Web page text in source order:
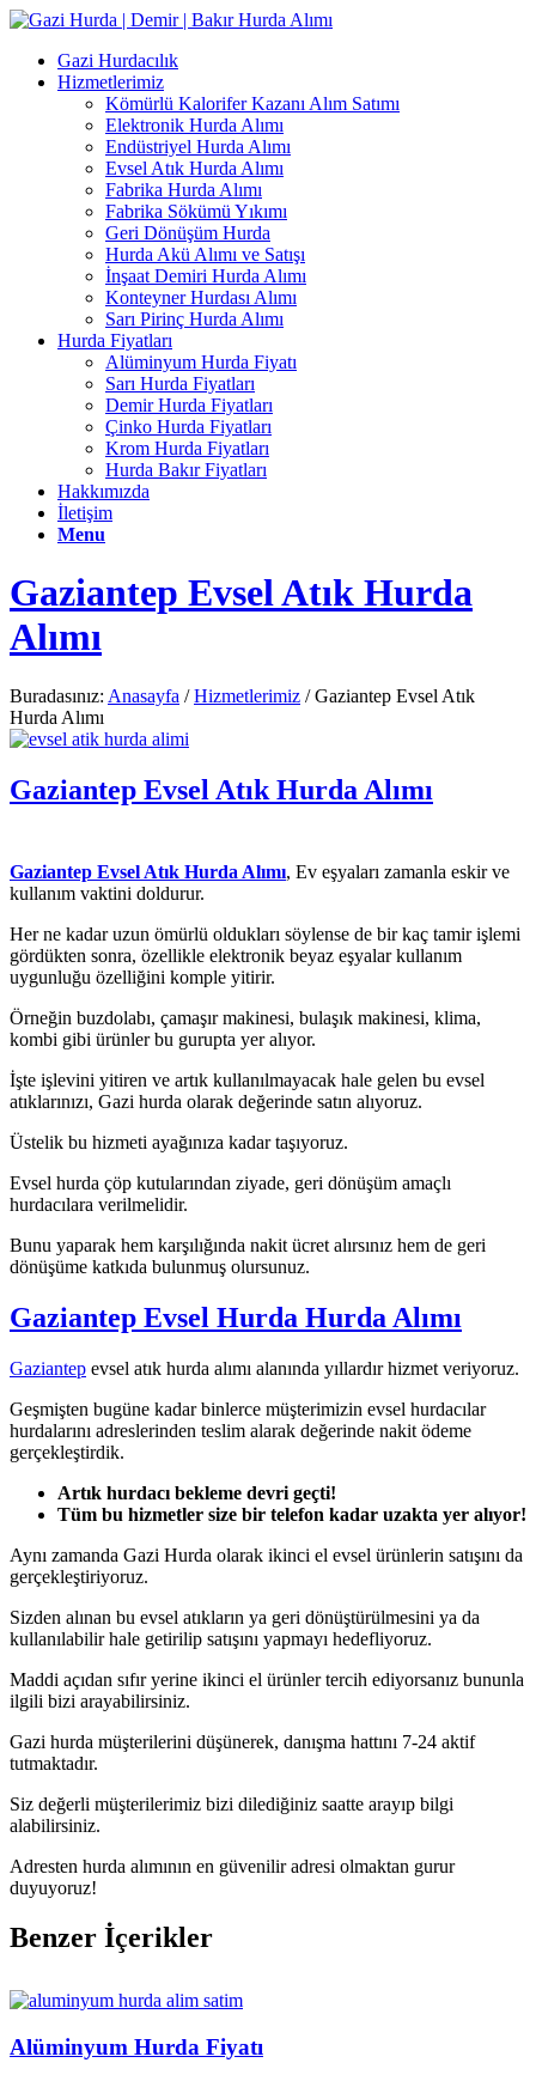
Gazi Hurdacılık
Hizmetlerimiz
Kömürlü Kalorifer Kazanı Alım Satımı
Elektronik Hurda Alımı
Endüstriyel Hurda Alımı
Evsel Atık Hurda Alımı
Fabrika Hurda Alımı
Fabrika Sökümü Yıkımı
Geri Dönüşüm Hurda
Hurda Akü Alımı ve Satışı
İnşaat Demiri Hurda Alımı
Konteyner Hurdası Alımı
Sarı Pirinç Hurda Alımı
Hurda Fiyatları
Alüminyum Hurda Fiyatı
Sarı Hurda Fiyatları
Demir Hurda Fiyatları
Çinko Hurda Fiyatları
Krom Hurda Fiyatları
Hurda Bakır Fiyatları
Hakkımızda
İletişim
Menu
Gaziantep Evsel Atık Hurda
Alımı
Buradasınız: Anasayfa / Hizmetlerimiz / Gaziantep Evsel Atık
Hurda Alımı
Gaziantep Evsel Atık Hurda Alımı
Gaziantep Evsel Atık Hurda Alımı, Ev eşyaları zamanla eskir ve
kullanım vaktini doldurur.
Her ne kadar uzun ömürlü oldukları söylense de bir kaç tamir işlemi
gördükten sonra, özellikle elektronik beyaz eşyalar kullanım
uygunluğu özelliğini komple yitirir.
Örneğin buzdolabı, çamaşır makinesi, bulaşık makinesi, klima,
kombi gibi ürünler bu gurupta yer alıyor.
İşte işlevini yitiren ve artık kullanılmayacak hale gelen bu evsel
atıklarınızı, Gazi hurda olarak değerinde satın alıyoruz.
Üstelik bu hizmeti ayağınıza kadar taşıyoruz.
Evsel hurda çöp kutularından ziyade, geri dönüşüm amaçlı
hurdacılara verilmelidir.
Bunu yaparak hem karşılığında nakit ücret alırsınız hem de geri
dönüşüme katkıda bulunmuş olursunuz.
Gaziantep Evsel Hurda Hurda Alımı
Gaziantep evsel atık hurda alımı alanında yıllardır hizmet veriyoruz.
Geşmişten bugüne kadar binlerce müşterimizin evsel hurdacılar
hurdalarını adreslerinden teslim alarak değerinde nakit ödeme
gerçekleştirdik.
Artık hurdacı bekleme devri geçti!
Tüm bu hizmetler size bir telefon kadar uzakta yer alıyor!
Aynı zamanda Gazi Hurda olarak ikinci el evsel ürünlerin satışını da
gerçekleştiriyoruz.
Sizden alınan bu evsel atıkların ya geri dönüştürülmesini ya da
kullanılabilir hale getirilip satışını yapmayı hedefliyoruz.
Maddi açıdan sıfır yerine ikinci el ürünler tercih ediyorsanız bununla
ilgili bizi arayabilirsiniz.
Gazi hurda müşterilerini düşünerek, danışma hattını 7-24 aktif
tutmaktadır.
Siz değerli müşterilerimiz bizi dilediğiniz saatte arayıp bilgi
alabilirsiniz.
Adresten hurda alımının en güvenilir adresi olmaktan gurur
duyuyoruz!
Benzer İçerikler
Alüminyum Hurda Fiyatı